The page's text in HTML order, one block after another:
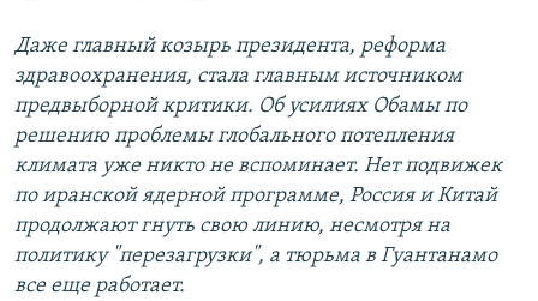
Даже главный козырь президента, реформа
здравоохранения, стала главным источником
предвыборной критики. Об усилиях Обамы по
решению проблемы глобального потепления
климата уже никто не вспоминает. Нет подвижек
по иранской ядерной программе, Россия и Китай
продолжают гнуть свою линию, несмотря на
политику "перезагрузки", а тюрьма в Гуантанамо
все еще работает.